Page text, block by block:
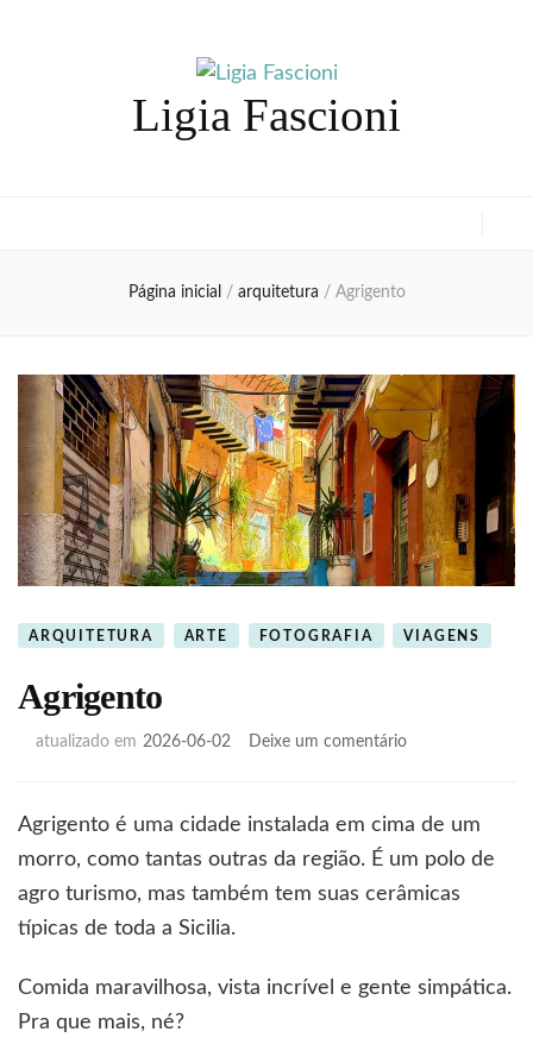
Ligia Fascioni
Página inicial / arquitetura / Agrigento
ARQUITETURA ARTE FOTOGRAFIA VIAGENS
Agrigento
atualizado em 2026-06-02 Deixe um comentárioem
Agrigento é uma cidade instalada em cima de um
morro, como tantas outras da região. É um polo de
agro turismo, mas também tem suas cerâmicas
típicas de toda a Sicilia.
Comida maravilhosa, vista incrível e gente simpática.
Pra que mais, né?